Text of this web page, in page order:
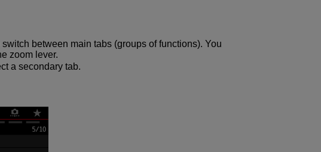
between main tabs (groups of functions). You
zoom lever.
a secondary tab.